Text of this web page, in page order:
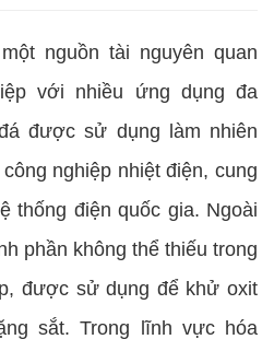
nguồn tài nguyên quan
với nhiều ứng dụng đa
được sử dụng làm nhiên
nghiệp nhiệt điện, cung
thống điện quốc gia. Ngoài
phần không thể thiếu trong
được sử dụng để khử oxit
sắt. Trong lĩnh vực hóa